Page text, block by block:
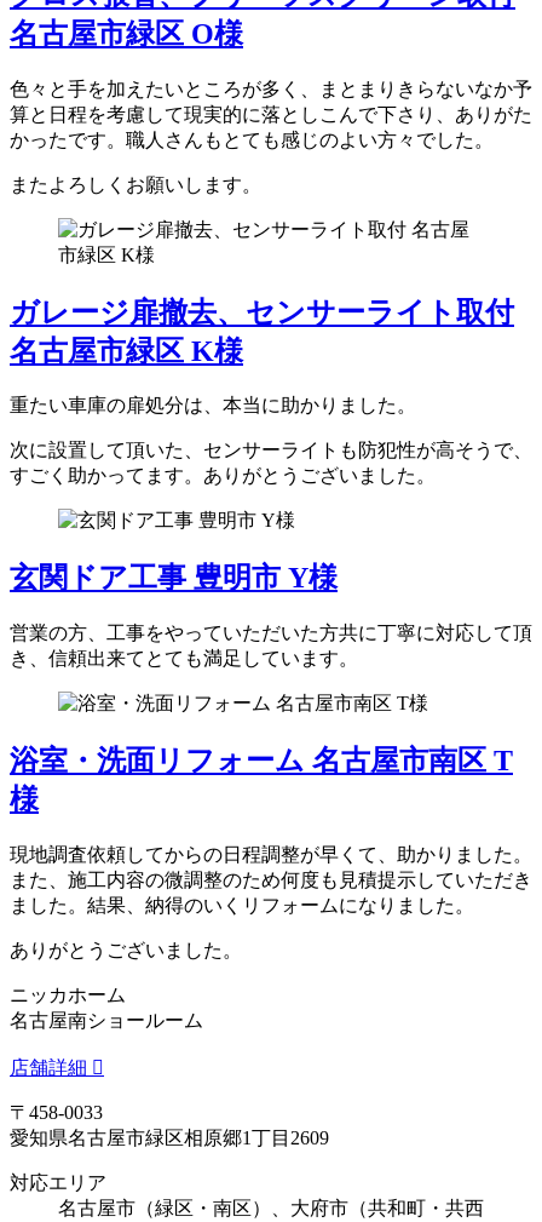
名古屋市緑区 O様
色々と手を加えたいところが多く、まとまりきらないなか予
算と日程を考慮して現実的に落としこんで下さり、ありがた
かったです。職人さんもとても感じのよい方々でした。
またよろしくお願いします。
ガレージ扉撤去、センサーライト取付
名古屋市緑区 K様
重たい車庫の扉処分は、本当に助かりました。
次に設置して頂いた、センサーライトも防犯性が高そうで、
すごく助かってます。ありがとうございました。
玄関ドア工事 豊明市 Y様
営業の方、工事をやっていただいた方共に丁寧に対応して頂
き、信頼出来てとても満足しています。
浴室・洗面リフォーム 名古屋市南区 T
様
現地調査依頼してからの日程調整が早くて、助かりました。
また、施工内容の微調整のため何度も見積提示していただき
ました。結果、納得のいくリフォームになりました。
ありがとうございました。
ニッカホーム
名古屋南ショールーム
店舗詳細
〒458-0033
愛知県名古屋市緑区相原郷1丁目2609
対応エリア
名古屋市（緑区・南区）、大府市（共和町・共西